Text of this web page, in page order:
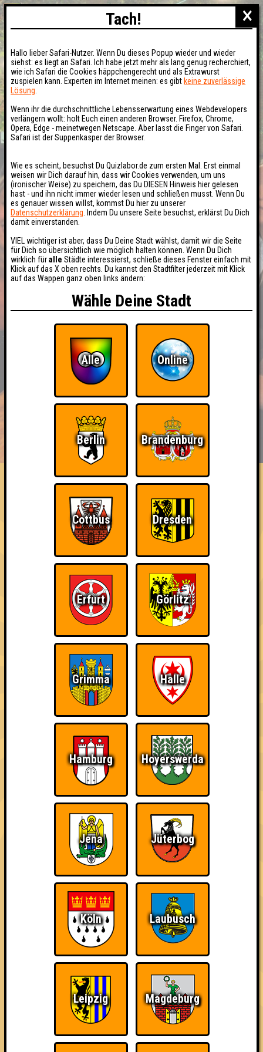
HIGHSCORE RESERVIERUNG
FAQ ÜBER UNS
QUIZLABOR Weimar #2
Dichter Denker Besserwisser · 18.05.2026 · Mascha
Angemeldete Teams
1. Ohne TriViagra
21 56
1. KeineSkatRunde
18 56
2. BOOMIN UNIVERSITY
16 18 19 53
2. Gör*innen
16 22 53
3. Thin Quizzy
20 17 51
3. Die da drüben
×
Tach!
Hallo lieber Safari-Nutzer. Wenn Du dieses Popup wieder und wieder
siehst: es liegt an Safari. Ich habe jetzt mehr als lang genug recherchiert,
wie ich Safari die Cookies häppchengerecht und als Extrawurst
zuspielen kann. Experten im Internet meinen: es gibt keine zuverlässige
Lösung
Wenn ihr die durchschnittliche Lebensserwartung eines Webdevelopers
verlängern wollt: holt Euch einen anderen Browser. Firefox, Chrome,
Opera, Edge - meinetwegen Netscape. Aber lasst die Finger von Safari.
Safari ist der Suppenkasper der Browser.
Wie es scheint, besuchst Du Quizlabor.de zum ersten Mal. Erst einmal
weisen wir Dich darauf hin, dass wir Cookies verwenden, um uns
(ironischer Weise) zu speichern, das Du DIESEN Hinweis hier gelesen
hast - und ihn nicht immer wieder lesen und schließen musst. Wenn Du
es genauer wissen willst, kommst Du hier zu unserer
Datenschutzerklärung . Indem Du unsere Seite besuchst, erklärst Du Dich
damit einverstanden.
VIEL wichtiger ist aber, dass Du Deine Stadt wählst, damit wir die Seite
für Dich so übersichtlich wie möglich halten können. Wenn Du Dich
wirklich füralle Städte interessierst, schließe dieses Fenster einfach mit
Klick auf das X oben rechts. Du kannst den Stadtfilter jederzeit mit Klick
auf das Wappen ganz oben links ändern:
Wähle Deine Stadt
Alle Online
Berlin Brandenburg
Cottbus Dresden
Erfurt Görlitz
Grimma Halle
Hamburg Hoyerswerda
Jena Jüterbog
Köln Laubusch
Leipzig Magdeburg